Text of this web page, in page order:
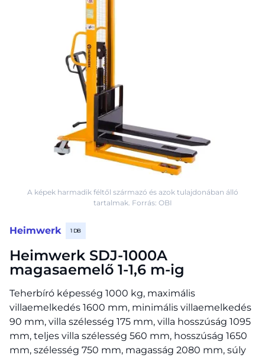
Heimwerk 1 DB
Heimwerk SDJ-1000A
magasaemelő 1-1,6 m-ig
Teherbíró képesség 1000 kg, maximális
villaemelkedés 1600 mm, minimális villaemelkedés
90 mm, villa szélesség 175 mm, villa hosszúság 1095
mm, teljes villa szélesség 560 mm, hosszúság 1650
mm, szélesség 750 mm, magasság 2080 mm, súly
A képek harmadik féltől származó és azok tulajdonában álló
tartalmak. Forrás: OBI